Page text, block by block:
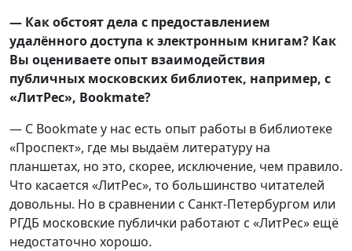
— Как обстоят дела с предоставлением
удалённого доступа к электронным книгам? Как
Вы оцениваете опыт взаимодействия
публичных московских библиотек, например, с
«ЛитРес», Bookmate?
— С Bookmate у нас есть опыт работы в библиотеке
«Проспект», где мы выдаём литературу на
планшетах, но это, скорее, исключение, чем правило.
Что касается «ЛитРес», то большинство читателей
довольны. Но в сравнении с Санкт-Петербургом или
РГДБ московские публички работают с «ЛитРес» ещё
недостаточно хорошо.